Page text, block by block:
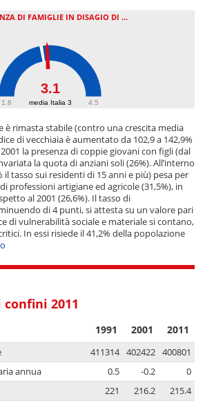
DI FAMIGLIE IN DISAGIO DI ...
media Italia 3
3.1
1.8 4.5
è rimasta stabile (contro una crescita media
di vecchiaia è aumentato da 102,9 a 142,9%
la presenza di coppie giovani con figli (dal
la quota di anziani soli (26%). All’interno
il tasso sui residenti di 15 anni e più) pesa per
professioni artigiane ed agricole (31,5%), in
al 2001 (26,6%). Il tasso di
di 4 punti, si attesta su un valore pari
di vulnerabilità sociale e materiale si contano,
In essi risiede il 41,2% della popolazione
2011
1991 2001 2011
411314 402422 400801
annua
0.5 -0.2
0
221 216.2
215.4